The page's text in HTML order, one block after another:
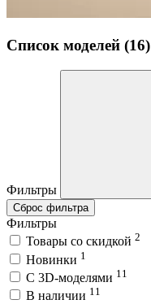
Список моделей (16)
Фильтры
Сброс фильтра
Фильтры
Товары со скидкой 2
Новинки 1
C 3D-моделями 11
В наличии 11